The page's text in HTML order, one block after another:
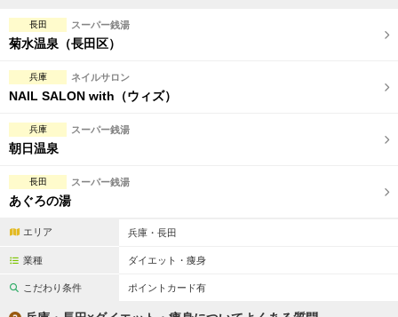
フットバスあり
日本人スタッフのみ
スタッフ指名可
長田 スーパー銭湯
菊水温泉（長田区）
兵庫 ネイルサロン
NAIL SALON with（ウィズ）
兵庫 スーパー銭湯
朝日温泉
長田 スーパー銭湯
あぐろの湯
エリア 兵庫・長田
業種 ダイエット・痩身
こだわり条件 ポイントカード有